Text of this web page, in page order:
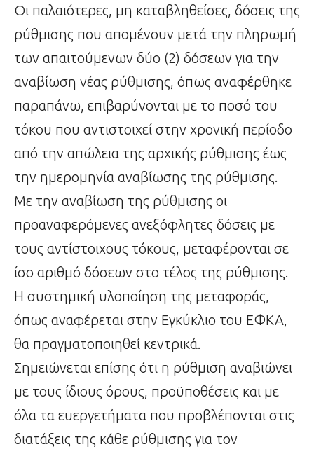
Οι παλαιότερες, μη καταβληθείσες, δόσεις της
ρύθμισης που απομένουν μετά την πληρωμή
των απαιτούμενων δύο (2) δόσεων για την
αναβίωση νέας ρύθμισης, όπως αναφέρθηκε
παραπάνω, επιβαρύνονται με το ποσό του
τόκου που αντιστοιχεί στην χρονική περίοδο
από την απώλεια της αρχικής ρύθμισης έως
την ημερομηνία αναβίωσης της ρύθμισης.
Με την αναβίωση της ρύθμισης οι
προαναφερόμενες ανεξόφλητες δόσεις με
τους αντίστοιχους τόκους, μεταφέρονται σε
ίσο αριθμό δόσεων στο τέλος της ρύθμισης.
Η συστημική υλοποίηση της μεταφοράς,
όπως αναφέρεται στην Εγκύκλιο του ΕΦΚΑ,
θα πραγματοποιηθεί κεντρικά.
Σημειώνεται επίσης ότι η ρύθμιση αναβιώνει
με τους ίδιους όρους, προϋποθέσεις και με
όλα τα ευεργετήματα που προβλέπονται στις
διατάξεις της κάθε ρύθμισης για τον